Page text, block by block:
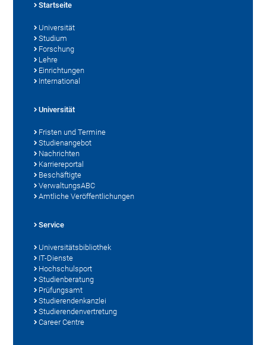
Startseite
Universität
Studium
Forschung
Lehre
Einrichtungen
International
Universität
Fristen und Termine
Studienangebot
Nachrichten
Karriereportal
Beschäftigte
VerwaltungsABC
Amtliche Veröffentlichungen
Service
Universitätsbibliothek
IT-Dienste
Hochschulsport
Studienberatung
Prüfungsamt
Studierendenkanzlei
Studierendenvertretung
Career Centre